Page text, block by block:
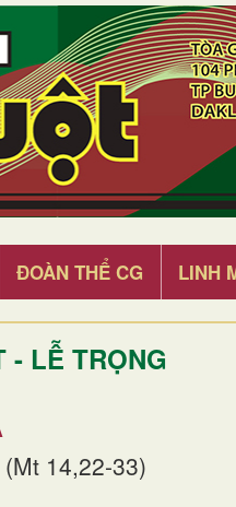
ĐOÀN THỂ CG LINH
- LỄ TRỌNG
14,22-33)